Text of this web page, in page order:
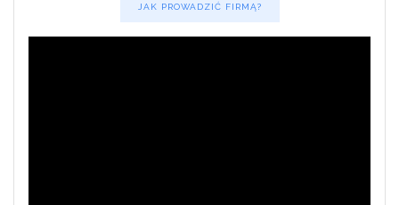
JAK PROWADZIĆ FIRMĄ?